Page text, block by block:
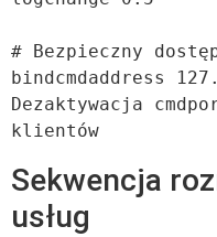
# Bezpieczny
bindcmdaddress
Dezaktywacja
Sekwencja
usług